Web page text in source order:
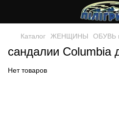
Каталог ЖЕНЩИНЫ ОБУВЬ
сандалии Columbia
Нет товаров